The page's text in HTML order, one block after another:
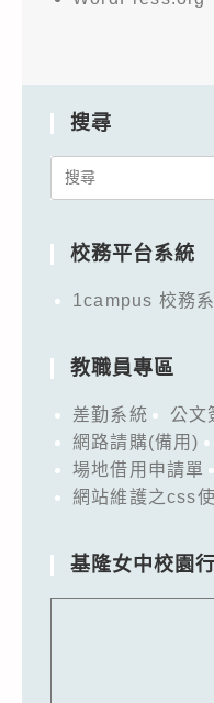
搜尋
Search
校務平台系統
1campus 校務
教職員專區
差勤系統 公文
網路請購(備用)
場地借用申請單
網站維護之css
基隆女中校園